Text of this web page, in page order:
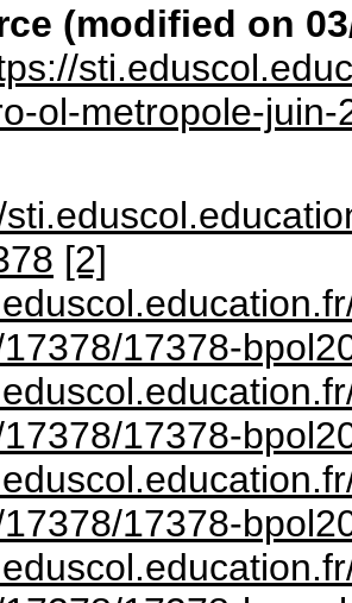
(modified on
ol-metropole-juin-
[2]
17378-
17378-
17378-